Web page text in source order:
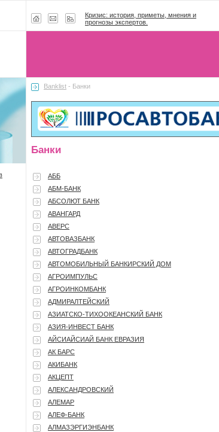
Кризис: история, приметы, мнения и
прогнозы экспертов.
Banklist - Банки
Банки
АББ
АБМ-БАНК
АБСОЛЮТ БАНК
АВАНГАРД
АВЕРС
АВТОВАЗБАНК
АВТОГРАДБАНК
АВТОМОБИЛЬНЫЙ БАНКИРСКИЙ ДОМ
АГРОИМПУЛЬС
АГРОИНКОМБАНК
АДМИРАЛТЕЙСКИЙ
АЗИАТСКО-ТИХООКЕАНСКИЙ БАНК
АЗИЯ-ИНВЕСТ БАНК
АЙСИАЙСИАЙ БАНК ЕВРАЗИЯ
АК БАРС
АКИБАНК
АКЦЕПТ
АЛЕКСАНДРОВСКИЙ
АЛЕМАР
АЛЕФ-БАНК
АЛМАЗЭРГИЭНБАНК